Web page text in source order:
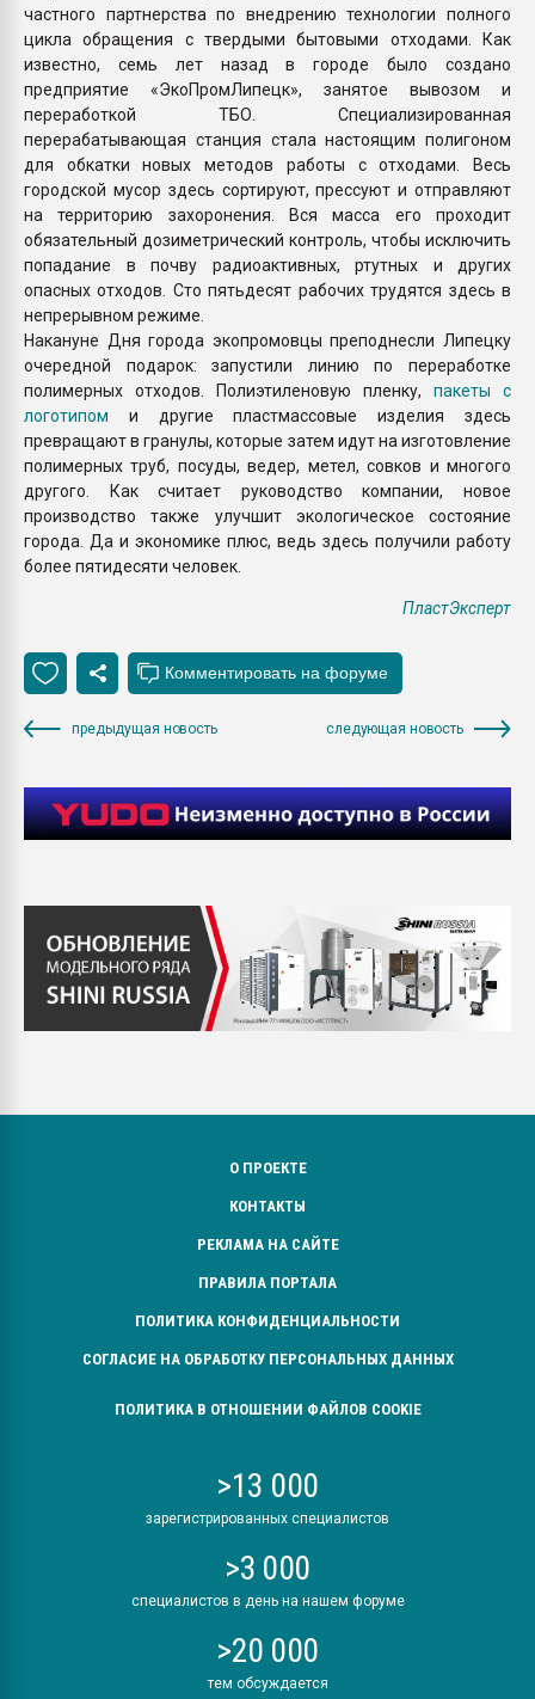
частного партнерства по внедрению технологии полного
цикла обращения с твердыми бытовыми отходами. Как
известно, семь лет назад в городе было создано
предприятие «ЭкоПромЛипецк», занятое вывозом и
переработкой ТБО. Специализированная
перерабатывающая станция стала настоящим полигоном
для обкатки новых методов работы с отходами. Весь
городской мусор здесь сортируют, прессуют и отправляют
на территорию захоронения. Вся масса его проходит
обязательный дозиметрический контроль, чтобы исключить
попадание в почву радиоактивных, ртутных и других
опасных отходов. Сто пятьдесят рабочих трудятся здесь в
непрерывном режиме.
Накануне Дня города экопромовцы преподнесли Липецку
очередной подарок: запустили линию по переработке
полимерных отходов. Полиэтиленовую пленку, пакеты с
логотипом и другие пластмассовые изделия здесь
превращают в гранулы, которые затем идут на изготовление
полимерных труб, посуды, ведер, метел, совков и многого
другого. Как считает руководство компании, новое
производство также улучшит экологическое состояние
города. Да и экономике плюс, ведь здесь получили работу
более пятидесяти человек.
ПластЭксперт
предыдущая новость следующая новость
О ПРОЕКТЕ
КОНТАКТЫ
РЕКЛАМА НА САЙТЕ
ПРАВИЛА ПОРТАЛА
ПОЛИТИКА КОНФИДЕНЦИАЛЬНОСТИ
СОГЛАСИЕ НА ОБРАБОТКУ ПЕРСОНАЛЬНЫХ ДАННЫХ
ПОЛИТИКА В ОТНОШЕНИИ ФАЙЛОВ COOKIE
>13 000
зарегистрированных специалистов
>3 000
специалистов в день на нашем форуме
>20 000
тем обсуждается